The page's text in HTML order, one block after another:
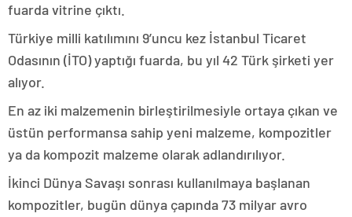
fuarda vitrine çıktı.
Türkiye milli katılımını 9’uncu kez İstanbul Ticaret
Odasının (İTO) yaptığı fuarda, bu yıl 42 Türk şirketi yer
alıyor.
En az iki malzemenin birleştirilmesiyle ortaya çıkan ve
üstün performansa sahip yeni malzeme, kompozitler
ya da kompozit malzeme olarak adlandırılıyor.
İkinci Dünya Savaşı sonrası kullanılmaya başlanan
kompozitler, bugün dünya çapında 73 milyar avro